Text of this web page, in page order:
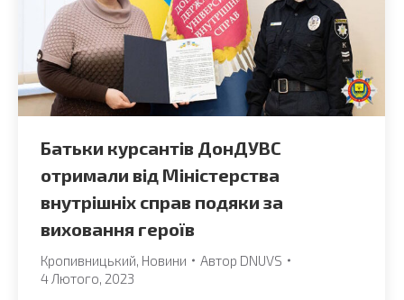
Батьки курсантів ДонДУВС
отримали від Міністерства
внутрішніх справ подяки за
виховання героїв
Кропивницький Новини Автор DNUVS
4 Лютого, 2023